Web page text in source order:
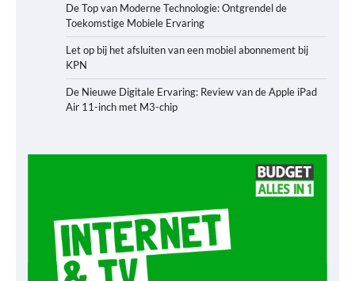
De Top van Moderne Technologie: Ontgrendel de
Toekomstige Mobiele Ervaring
Let op bij het afsluiten van een mobiel abonnement bij
KPN
De Nieuwe Digitale Ervaring: Review van de Apple iPad
Air 11-inch met M3-chip